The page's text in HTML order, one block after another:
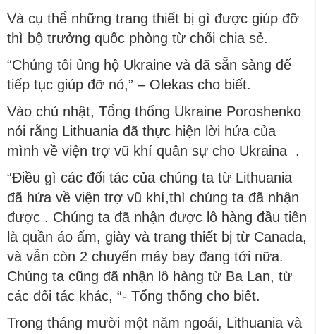
Và cụ thể những trang thiết bị gì được giúp đỡ
thì bộ trưởng quốc phòng từ chối chia sẻ.
“Chúng tôi ủng hộ Ukraine và đã sẵn sàng để
tiếp tục giúp đỡ nó,” – Olekas cho biết.
Vào chủ nhật, Tổng thống Ukraine Poroshenko
nói rằng Lithuania đã thực hiện lời hứa của
mình về viện trợ vũ khí quân sự cho Ukraina .
“Điều gì các đối tác của chúng ta từ Lithuania
đã hứa về viện trợ vũ khí,thì chúng ta đã nhận
được . Chúng ta đã nhận được lô hàng đầu tiên
là quần áo ấm, giày và trang thiết bị từ Canada,
và vẫn còn 2 chuyến máy bay đang tới nữa.
Chúng ta cũng đã nhận lô hàng từ Ba Lan, từ
các đối tác khác, “- Tổng thống cho biết.
Trong tháng mười một năm ngoái, Lithuania và